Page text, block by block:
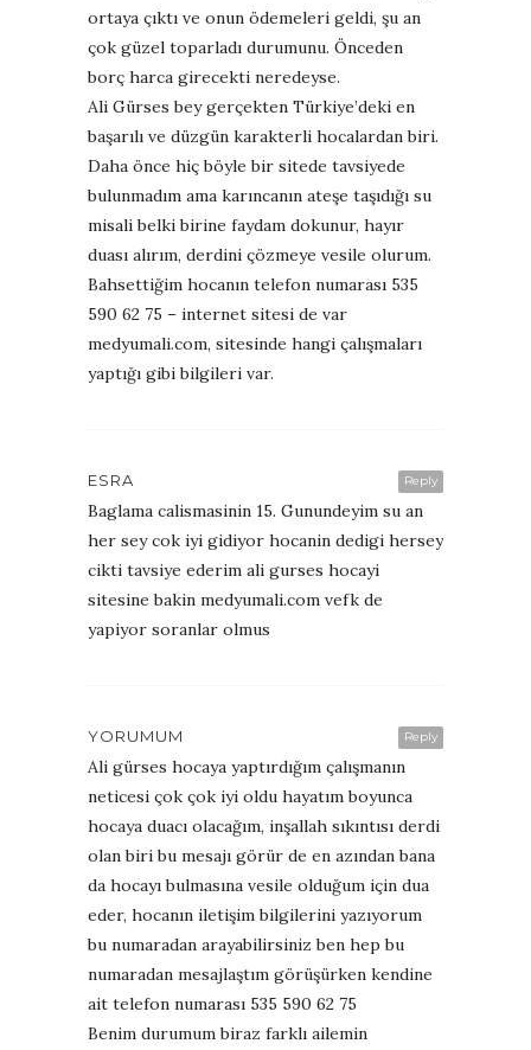
ortaya çıktı ve onun ödemeleri geldi, şu an
çok güzel toparladı durumunu. Önceden
borç harca girecekti neredeyse.
Ali Gürses bey gerçekten Türkiye’deki en
başarılı ve düzgün karakterli hocalardan biri.
Daha önce hiç böyle bir sitede tavsiyede
bulunmadım ama karıncanın ateşe taşıdığı su
misali belki birine faydam dokunur, hayır
duası alırım, derdini çözmeye vesile olurum.
Bahsettiğim hocanın telefon numarası 535
590 62 75 – internet sitesi de var
medyumali.com, sitesinde hangi çalışmaları
yaptığı gibi bilgileri var.
Reply
ESRA
Baglama calismasinin 15. Gunundeyim su an
her sey cok iyi gidiyor hocanin dedigi hersey
cikti tavsiye ederim ali gurses hocayi
sitesine bakin medyumali.com vefk de
yapiyor soranlar olmus
Reply
YORUMUM
Ali gürses hocaya yaptırdığım çalışmanın
neticesi çok çok iyi oldu hayatım boyunca
hocaya duacı olacağım, inşallah sıkıntısı derdi
olan biri bu mesajı görür de en azından bana
da hocayı bulmasına vesile olduğum için dua
eder, hocanın iletişim bilgilerini yazıyorum
bu numaradan arayabilirsiniz ben hep bu
numaradan mesajlaştım görüşürken kendine
ait telefon numarası 535 590 62 75
Benim durumum biraz farklı ailemin